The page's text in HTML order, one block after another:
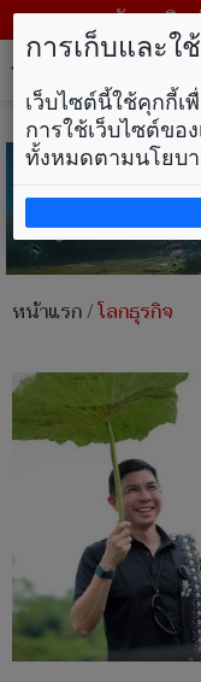
วันอาทิต
หน้าแรก/โลกธุรกิจ
การเก็บและใ
เว็บไซต์นี้ใช้คุกกี้เ
การใช้เว็บไซต์ขอ
ทั้งหมดตามนโยบา